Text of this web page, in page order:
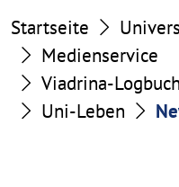
Startseite
Medienservice
Viadrina-
Uni-Leben